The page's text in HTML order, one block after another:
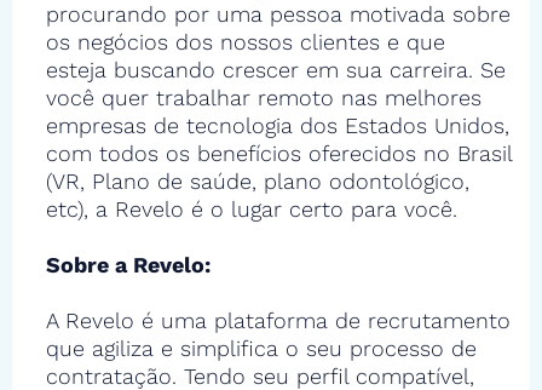
procurando por uma pessoa motivada sobre
os negócios dos nossos clientes e que
esteja buscando crescer em sua carreira. Se
você quer trabalhar remoto nas melhores
empresas de tecnologia dos Estados Unidos,
com todos os benefícios oferecidos no Brasil
(VR, Plano de saúde, plano odontológico,
etc), a Revelo é o lugar certo para você.
Sobre a Revelo:
A Revelo é uma plataforma de recrutamento
que agiliza e simplifica o seu processo de
contratação. Tendo seu perfil compatível,